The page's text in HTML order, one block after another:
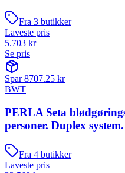
Fra 3 butikker
Laveste pris
5.703 kr
Se pris
Spar8707.25 kr
BWT
PERLA Seta
personer. Duplex system.
Fra 4 butikker
Laveste pris